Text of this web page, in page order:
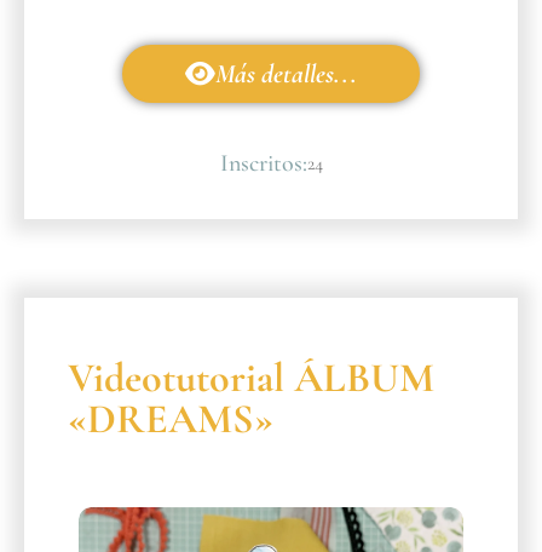
Más detalles...
Inscritos:24
Videotutorial ÁLBUM
«DREAMS»